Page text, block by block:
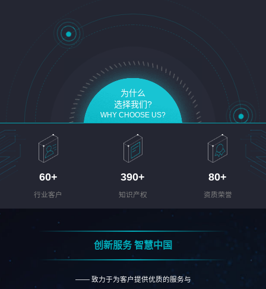
为什么
选择我们?
WHY CHOOSE US?
60+
行业客户
390+
知识产权
80+
资质荣誉
创新服务 智慧中国
—— 致力于为客户提供优质的服务与